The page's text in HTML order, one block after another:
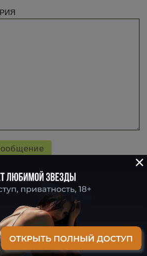
~ Интернет-журнал о стрит-фотографии
информация на EVERYBODYSTREET.RU
для использования.